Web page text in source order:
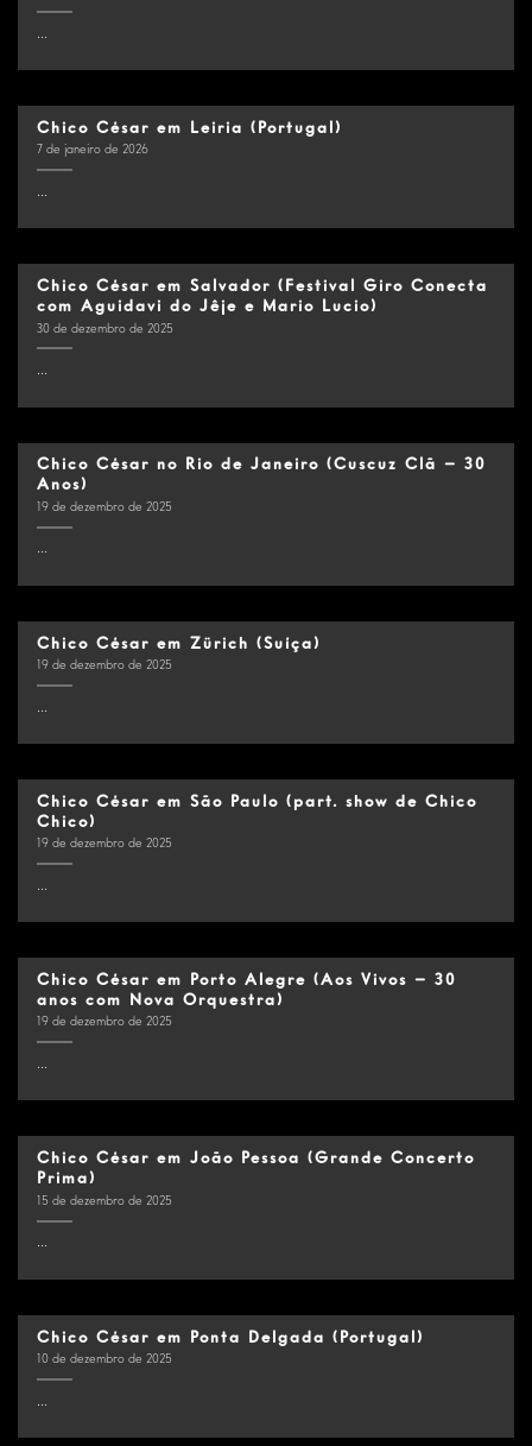
...
Chico César em Leiria (Portugal)
7 de janeiro de 2026
...
Chico César em Salvador (Festival Giro Conecta
com Aguidavi do Jêje e Mario Lucio)
30 de dezembro de 2025
...
Chico César no Rio de Janeiro (Cuscuz Clã – 30
Anos)
19 de dezembro de 2025
...
Chico César em Zürich (Suíça)
19 de dezembro de 2025
...
Chico César em São Paulo (part. show de Chico
Chico)
19 de dezembro de 2025
...
Chico César em Porto Alegre (Aos Vivos – 30
anos com Nova Orquestra)
19 de dezembro de 2025
...
Chico César em João Pessoa (Grande Concerto
Prima)
15 de dezembro de 2025
...
Chico César em Ponta Delgada (Portugal)
10 de dezembro de 2025